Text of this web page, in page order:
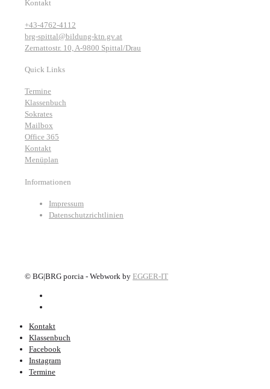
Kontakt
+43-4762-4112
brg-spittal@bildung-ktn.gv.at
Zernattostr. 10, A-9800 Spittal/Drau
Quick Links
Termine
Klassenbuch
Sokrates
Mailbox
Office 365
Kontakt
Menüplan
Informationen
Impressum
Datenschutzrichtlinien
© BG|BRG porcia - Webwork by EGGER-IT
Kontakt
Klassenbuch
Facebook
Instagram
Termine